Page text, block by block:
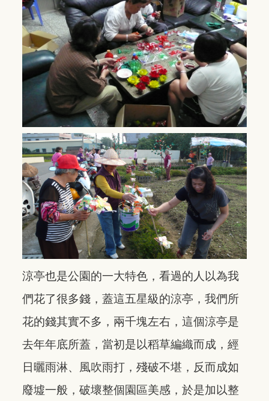
涼亭也是公園的一大特色，看過的人以為我
們花了很多錢，蓋這五星級的涼亭，我們所
花的錢其實不多，兩千塊左右，這個涼亭是
去年年底所蓋，當初是以稻草編織而成，經
日曬雨淋、風吹雨打，殘破不堪，反而成如
廢墟一般，破壞整個園區美感，於是加以整